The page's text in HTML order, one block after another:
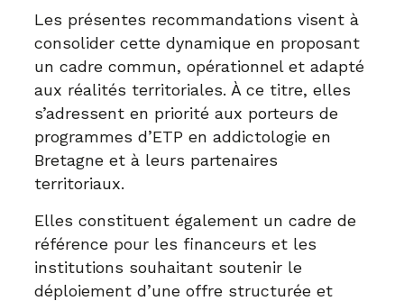
Les présentes recommandations visent à
consolider cette dynamique en proposant
un cadre commun, opérationnel et adapté
aux réalités territoriales. À ce titre, elles
s’adressent en priorité aux porteurs de
programmes d’ETP en addictologie en
Bretagne et à leurs partenaires
territoriaux.
Elles constituent également un cadre de
référence pour les financeurs et les
institutions souhaitant soutenir le
déploiement d’une offre structurée et